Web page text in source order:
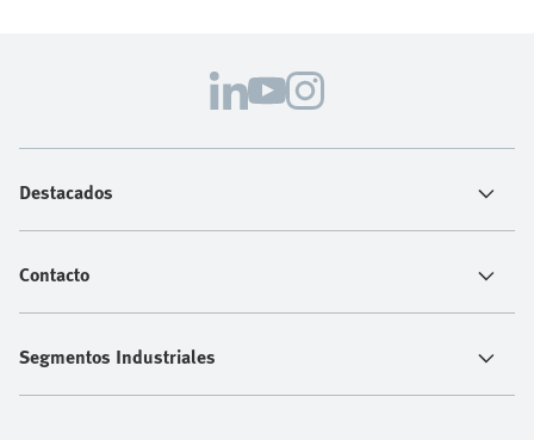
Destacados
Contacto
Segmentos Industriales